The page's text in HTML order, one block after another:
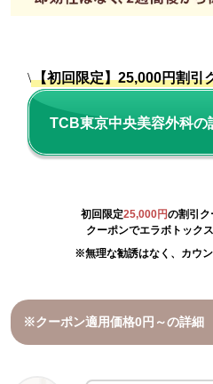
\【初回限定】25,000円割引
TCB東京中央美容外科の
初回限定25,000円の割引
クーポンでエラボトック
※無理な勧誘はなく、カウ
※クーポン適用価格0円～の詳細